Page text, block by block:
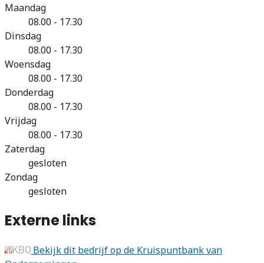
Maandag
08.00 - 17.30
Dinsdag
08.00 - 17.30
Woensdag
08.00 - 17.30
Donderdag
08.00 - 17.30
Vrijdag
08.00 - 17.30
Zaterdag
gesloten
Zondag
gesloten
Externe links
Bekijk dit bedrijf op de Kruispuntbank van